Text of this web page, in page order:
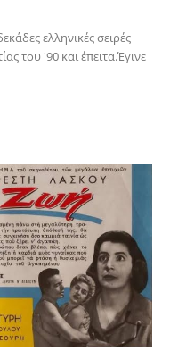
ελληνικές σειρές
του '90 και έπειτα.Έγινε